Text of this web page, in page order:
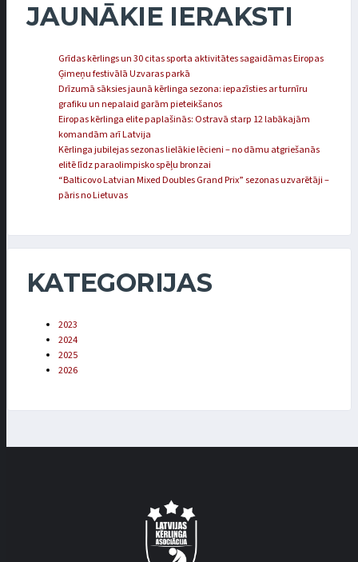
JAUNĀKIE IERAKSTI
Grīdas kērlings un 30 citas sporta aktivitātes sagaidāmas Eiropas
Ģimeņu festivālā Uzvaras parkā
Drīzumā sāksies jaunā kērlinga sezona: iepazīsties ar turnīru
grafiku un nepalaid garām pieteikšanos
Eiropas kērlinga elite paplašinās: Ostravā starp 12 labākajām
komandām arī Latvija
Kērlinga jubilejas sezonas lielākie lēcieni – no dāmu atgriešanās
elitē līdz paraolimpisko spēļu bronzai
“Balticovo Latvian Mixed Doubles Grand Prix” sezonas uzvarētāji –
pāris no Lietuvas
KATEGORIJAS
2023
2024
2025
2026